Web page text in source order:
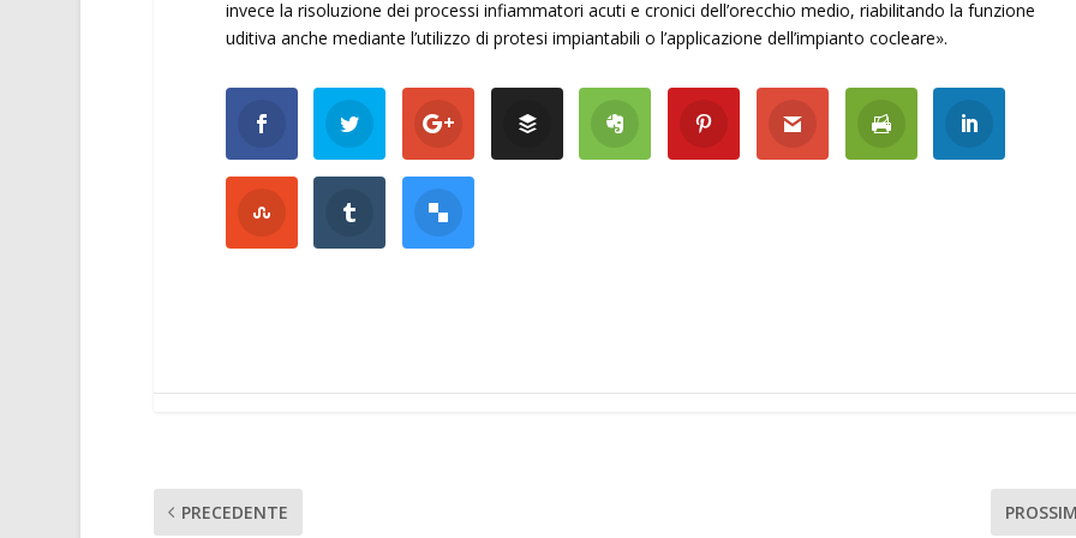
invece la risoluzione dei processi infiammatori acuti e cronici dell’orecchio medio, riabilitando la funzione
uditiva anche mediante l’utilizzo di protesi impiantabili o l’applicazione dell’impianto cocleare».
PRECEDENTE